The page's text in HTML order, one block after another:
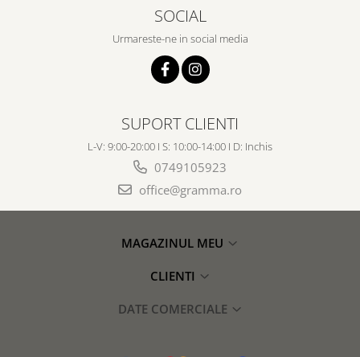
SOCIAL
Urmareste-ne in social media
SUPORT CLIENTI
L-V: 9:00-20:00 I S: 10:00-14:00 I D: Inchis
0749105923
office@gramma.ro
MAGAZINUL MEU
CLIENTI
DATE COMERCIALE